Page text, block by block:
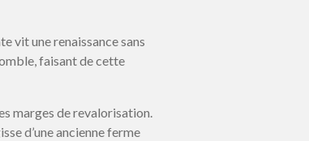
vit une renaissance sans
faisant de cette
marges de revalorisation.
d’une ancienne ferme